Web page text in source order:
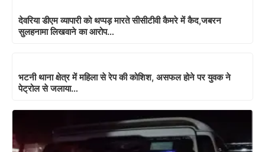
देवरिया डीएम व्यापारी को थप्पड़ मारते सीसीटीवी कैमरे में कैद,जबरन
सुलहनामा लिखवाने का आरोप…
भटनी थाना क्षेत्र में महिला से रेप की कोशिश, असफल होने पर युवक ने
पेट्रोल से जलाया…